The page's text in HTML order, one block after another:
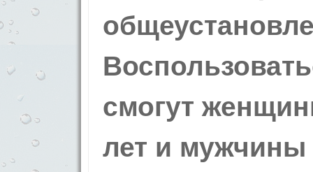
смогут
лет и мужчины